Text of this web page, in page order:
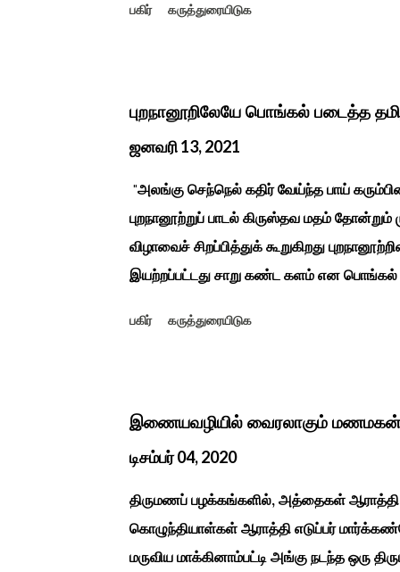
சிலை தென்படவே அந்த அய்யனார் சிலையை
காளையார் கோவிலில் இரண்டாம் மனைவி
மனைவி வேலுநாச்சியார...
பகிர் கருத்துரையிடுக
புறநானூறிலேயே பொங்கல் படைத்த
ஜனவரி 13, 2021
"அலங்கு செந்நெல் கதிர் வேய்ந்த பாய்
புறநானூற்றுப் பாடல் கிருஸ்தவ மதம்
விழாவைச் சிறப்பித்துக் கூறுகிறது
இயற்றப்பட்டது சாறு கண்ட களம் என பொங்கல்
பாடல்கள் மூலம் பொங்கலை பழந்தமிழர்
தமிழர்கள் சொந்த பிள்ளைகளைப் போல
இயற்கையுடன் இணைந்த இயந்திரம் இல்லாத
...
பகிர் கருத்துரையிடுக
இணையவழியில் வைரலாகும்
டிசம்பர் 04, 2020
திருமணப் பழக்கங்களில், அத்தைகள்
கொழுந்தியாள்கள் ஆராத்தி எடுப்பர்
மருவிய மாக்கினாம்பட்டி அங்கு நடந்த ஒரு